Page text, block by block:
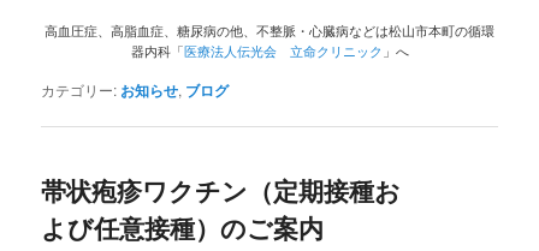
高血圧症、高脂血症、糖尿病の他、不整脈・心臓病などは松山市本町の循環
器内科「医療法人伝光会 立命クリニック 」へ
カテゴリー: お知らせ, ブログ
帯状疱疹ワクチン（定期接種お
よび任意接種）のご案内